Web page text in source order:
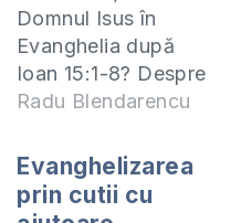
Domnul Isus în
Evanghelia după
Ioan 15:1-8? Despre
roada Duhului Sfânt
Galateni 5:22-23,
sau despre roadele
pe care creștinii
Radu Blendarencu
Evanghelizarea
prin cutii cu